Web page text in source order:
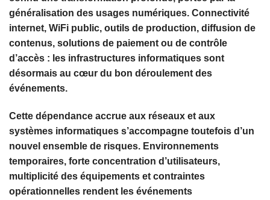
généralisation des usages numériques. Connectivité
internet, WiFi public, outils de production, diffusion de
contenus, solutions de paiement ou de contrôle
d’accès : les infrastructures informatiques sont
désormais au cœur du bon déroulement des
événements.
Cette dépendance accrue aux réseaux et aux
systèmes informatiques s’accompagne toutefois d’un
nouvel ensemble de risques. Environnements
temporaires, forte concentration d’utilisateurs,
multiplicité des équipements et contraintes
opérationnelles rendent les événements